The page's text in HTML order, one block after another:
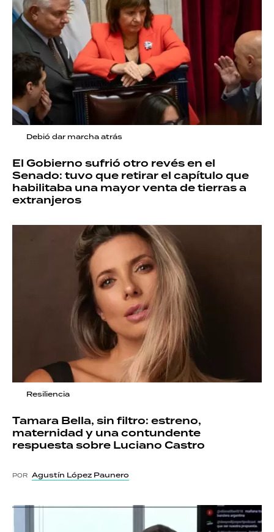
Debió dar marcha atrás
El Gobierno sufrió otro revés en el
Senado: tuvo que retirar el capítulo que
habilitaba una mayor venta de tierras a
extranjeros
Resiliencia
Tamara Bella, sin filtro: estreno,
maternidad y una contundente
respuesta sobre Luciano Castro
POR Agustín López Paunero